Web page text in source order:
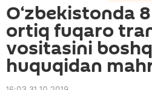
O‘zbekistonda
ortiq fuqaro
vositasini
huquqidan